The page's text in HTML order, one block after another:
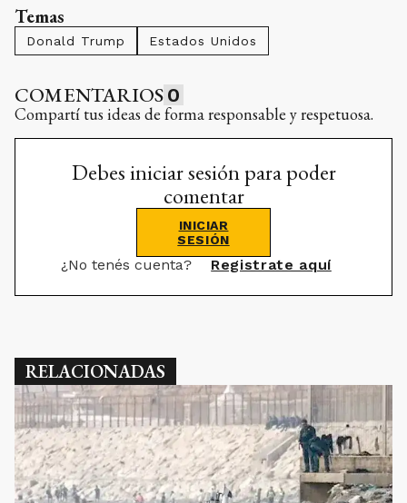
Temas
Donald Trump Estados Unidos
COMENTARIOS 0
Compartí tus ideas de forma responsable y respetuosa.
Debes iniciar sesión para poder
comentar
INICIAR
SESIÓN
¿No tenés cuenta? Registrate aquí
RELACIONADAS